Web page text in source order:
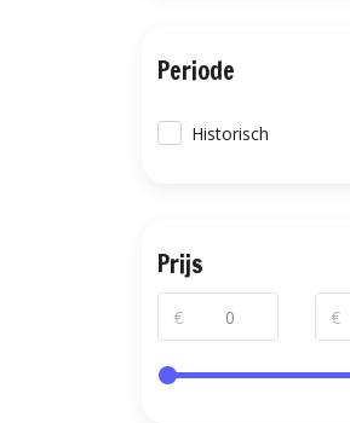
Periode
Historisch
Prijs
€ €